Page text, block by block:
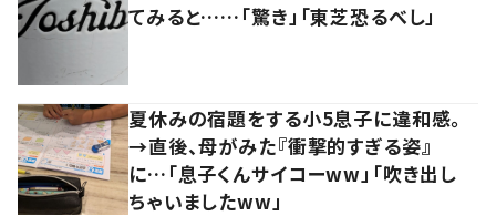
てみると……「驚き」「東芝恐るべし」
夏休みの宿題をする小5息子に違和感。
→直後、母がみた『衝撃的すぎる姿』
に…「息子くんサイコーww」「吹き出し
ちゃいましたww」